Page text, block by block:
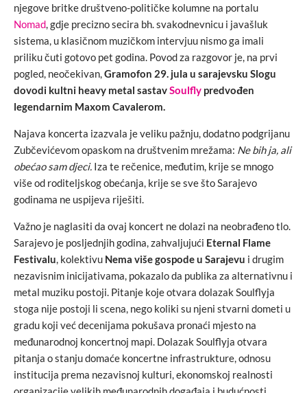
njegove britke društveno-političke kolumne na portalu
Nomad, gdje precizno secira bh. svakodnevnicu i javašluk
sistema, u klasičnom muzičkom intervjuu nismo ga imali
priliku čuti gotovo pet godina. Povod za razgovor je, na prvi
pogled, neočekivan,Gramofon 29. jula u sarajevsku Slogu
dovodi kultni heavy metal sastavSoulfly predvođen
legendarnim Maxom Cavalerom.
Najava koncerta izazvala je veliku pažnju, dodatno podgrijanu
Zubčevićevom opaskom na društvenim mrežama: Ne bih ja, ali
obećao sam djeci. Iza te rečenice, međutim, krije se mnogo
više od roditeljskog obećanja, krije se sve što Sarajevo
godinama ne uspijeva riješiti.
Važno je naglasiti da ovaj koncert ne dolazi na neobrađeno tlo.
Sarajevo je posljednjih godina, zahvaljujući Eternal Flame
Festivalu, kolektivu Nema više gospode u Sarajevu i drugim
nezavisnim inicijativama, pokazalo da publika za alternativnu i
metal muziku postoji. Pitanje koje otvara dolazak Soulflyja
stoga nije postoji li scena, nego koliki su njeni stvarni dometi u
gradu koji već decenijama pokušava pronaći mjesto na
međunarodnoj koncertnoj mapi. Dolazak Soulflyja otvara
pitanja o stanju domaće koncertne infrastrukture, odnosu
institucija prema nezavisnoj kulturi, ekonomskoj realnosti